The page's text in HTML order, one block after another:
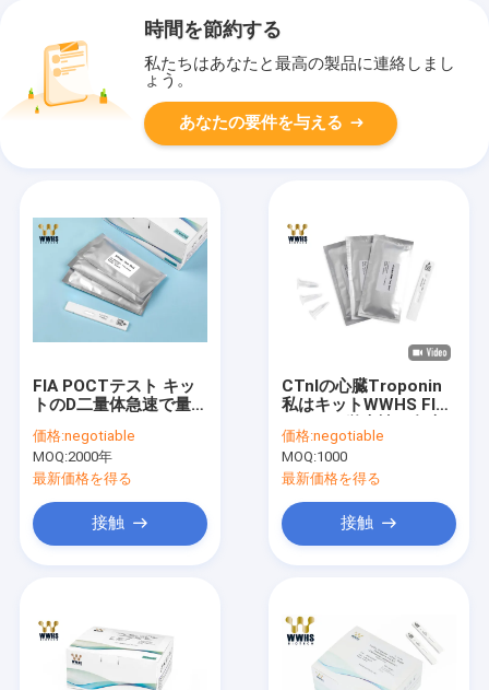
時間を節約する
私たちはあなたと最高の製品に連絡しまし
ょう。
あなたの要件を与える
FIA POCTテスト キッ
トのD二量体急速で量的
日
価格:negotiable
MOQ:2000年
最新価格を得る
接触
CTnIの心臓Troponin
私はキットWWHS FIA
学的検定をテストする
価格:negotiable
MOQ:1000
最新価格を得る
接触